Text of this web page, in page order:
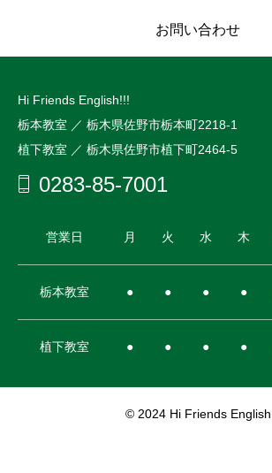
お問い合わせ
Hi Friends English!!!
栃本教室 ／ 栃木県佐野市栃本町2218-1
植下教室 ／ 栃木県佐野市植下町2464-5
0283-85-7001
営業日 月 火 水 木
栃本教室 ● ● ● ●
植下教室 ● ● ● ●
© 2024 Hi Friends English